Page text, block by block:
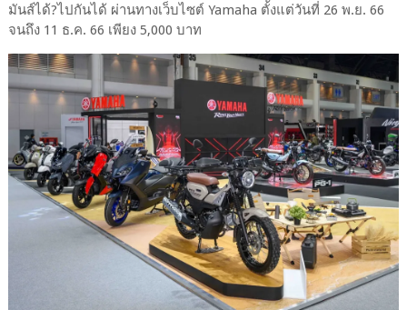
มันส์ได้?ไปกันได้ ผ่านทางเว็บไซต์ Yamaha ตั้งแต่วันที่ 26 พ.ย. 66
จนถึง 11 ธ.ค. 66 เพียง 5,000 บาท